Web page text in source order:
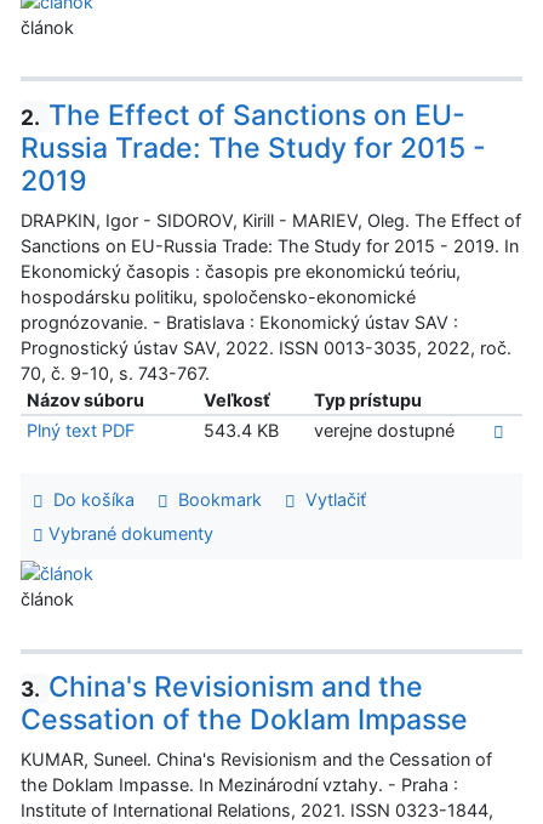
článok
2. The Effect of Sanctions on EU-
Russia Trade: The Study for 2015 -
2019
DRAPKIN, Igor - SIDOROV, Kirill - MARIEV, Oleg. The Effect of
Sanctions on EU-Russia Trade: The Study for 2015 - 2019. In
Ekonomický časopis : časopis pre ekonomickú teóriu,
hospodársku politiku, spoločensko-ekonomické
prognózovanie. - Bratislava : Ekonomický ústav SAV :
Prognostický ústav SAV, 2022. ISSN 0013-3035, 2022, roč.
70, č. 9-10, s. 743-767.
Názov súboru
Veľkosť
Typ prístupu
Plný text PDF
543.4 KB verejne dostupné
Do košíka Bookmark
Vytlačiť
Vybrané dokumenty
článok
3. China's Revisionism and the
Cessation of the Doklam Impasse
KUMAR, Suneel. China's Revisionism and the Cessation of
the Doklam Impasse. In Mezinárodní vztahy. - Praha :
Institute of International Relations, 2021. ISSN 0323-1844,